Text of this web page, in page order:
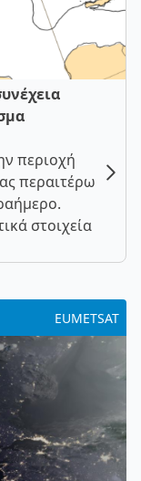
περιοχή
περαιτέρω
στοιχεία
EUMETSAT